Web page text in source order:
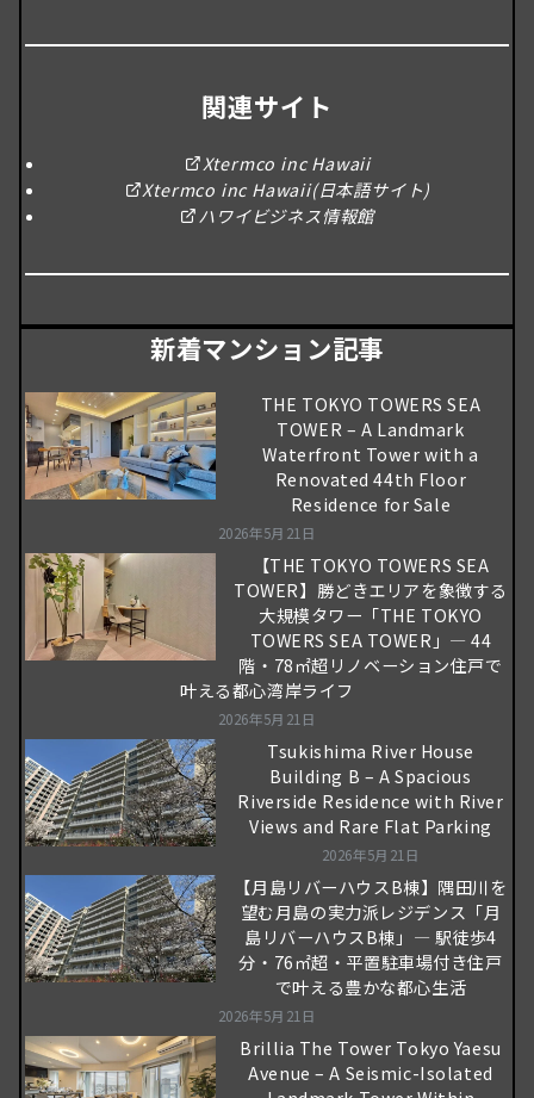
関連サイト
Xtermco inc Hawaii
Xtermco inc Hawaii(日本語サイト)
ハワイビジネス情報館
新着マンション記事
THE TOKYO TOWERS SEA
TOWER – A Landmark
Waterfront Tower with a
Renovated 44th Floor
Residence for Sale
2026年5月21日
【THE TOKYO TOWERS SEA
TOWER】勝どきエリアを象徴する
大規模タワー「THE TOKYO
TOWERS SEA TOWER」― 44
階・78㎡超リノベーション住戸で
叶える都心湾岸ライフ
2026年5月21日
Tsukishima River House
Building B – A Spacious
Riverside Residence with River
Views and Rare Flat Parking
2026年5月21日
【月島リバーハウスB棟】隅田川を
望む月島の実力派レジデンス「月
島リバーハウスB棟」― 駅徒歩4
分・76㎡超・平置駐車場付き住戸
で叶える豊かな都心生活
2026年5月21日
Brillia The Tower Tokyo Yaesu
Avenue – A Seismic-Isolated